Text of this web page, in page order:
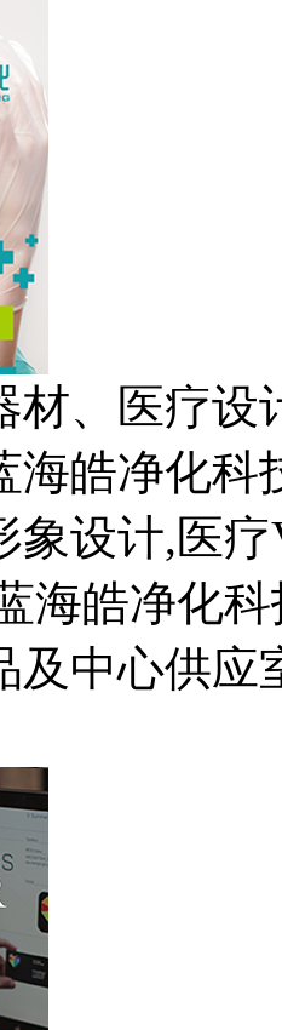
材、医疗设
海皓净化科
象设计,医
海皓净化
及中心供应